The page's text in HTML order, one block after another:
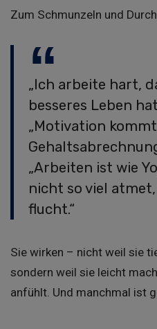
Zum Schmunzeln und
„Ich arbeite hart,
besseres Leben
„Motivation
„Arbeiten ist wie
nicht so viel
flucht.“
Sie wirken – nicht weil sie
sondern weil sie leicht
anfühlt. Und manchmal ist